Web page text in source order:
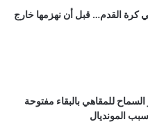
كرة القدم… قبل أن نهزمها خارج
السماح للمقاهي بالبقاء مفتوحة
المونديال